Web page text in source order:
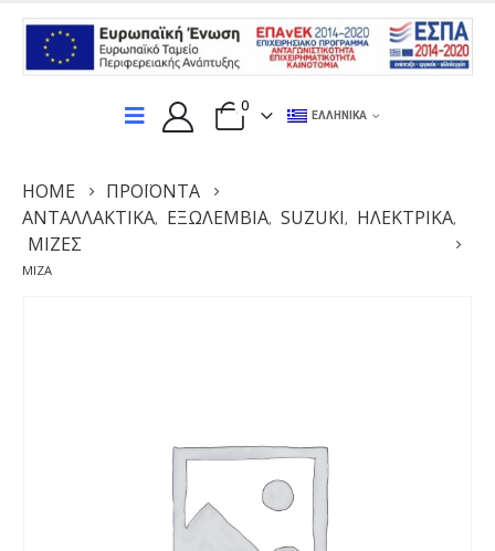
0
ΕΛΛΗΝΙΚΆ
HOME
ΠΡΟΪΌΝΤΑ
ΑΝΤΑΛΛΑΚΤΙΚΆ, ΕΞΩΛΕΜΒΙΑ, SUZUKI, ΗΛΕΚΤΡΙΚΆ,
ΜΊΖΕΣ
ΜΊΖΑ